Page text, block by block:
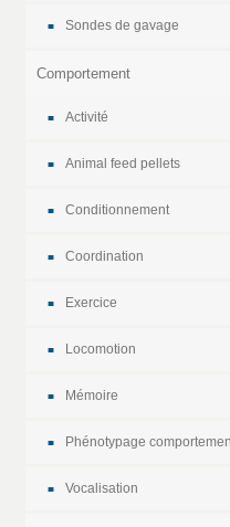
Sondes de gavage
Comportement
Activité
Animal feed pellets
Conditionnement
Coordination
Exercice
Locomotion
Mémoire
Phénotypage
Vocalisation